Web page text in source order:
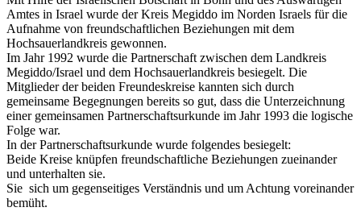
Amtes in Israel wurde der Kreis Megiddo im Norden Israels für die
Aufnahme von freundschaftlichen Beziehungen mit dem
Hochsauerlandkreis gewonnen.
Im Jahr 1992 wurde die Partnerschaft zwischen dem Landkreis
Megiddo/Israel und dem Hochsauerlandkreis besiegelt. Die
Mitglieder der beiden Freundeskreise kannten sich durch
gemeinsame Begegnungen bereits so gut, dass die Unterzeichnung
einer gemeinsamen Partnerschaftsurkunde im Jahr 1993 die logische
Folge war.
In der Partnerschaftsurkunde wurde folgendes besiegelt:
Beide Kreise knüpfen freundschaftliche Beziehungen zueinander
und unterhalten sie.
Sie sich um gegenseitiges Verständnis und um Achtung voreinander
bemüht.